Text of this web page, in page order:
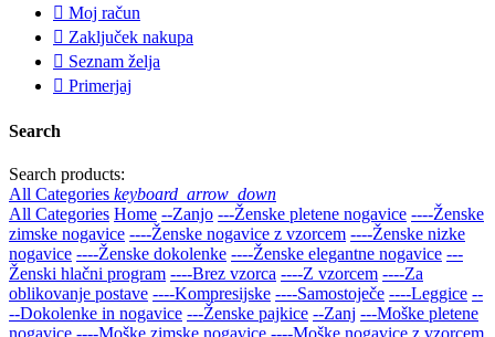
 Moj račun
 Zaključek nakupa
 Seznam želja
 Primerjaj
Search
Search products:
All Categories keyboard_arrow_down
All Categories Home --Zanjo ---Ženske pletene nogavice ----Ženske
zimske nogavice ----Ženske nogavice z vzorcem ----Ženske nizke
nogavice ----Ženske dokolenke ----Ženske elegantne nogavice ---
Ženski hlačni program ----Brez vzorca ----Z vzorcem ----Za
oblikovanje postave ----Kompresijske ----Samostoječe ----Leggice --
--Dokolenke in nogavice ---Ženske pajkice --Zanj ---Moške pletene
nogavice ----Moške zimske nogavice ----Moške nogavice z vzorcem